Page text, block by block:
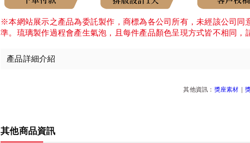
※本網站展示之產品為委託製作，商標為各公司所有，未經該公司同
準。琉璃製作過程會產生氣泡，且每件產品顏色呈現方式皆不相同，
產品詳細介紹
其他資訊： 獎座素材 ｜
其他商品資訊